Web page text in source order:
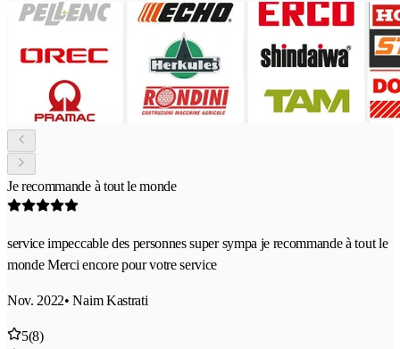
Je recommande à tout le monde
service impeccable des personnes super sympa je recommande à tout le
monde Merci encore pour votre service
Nov. 2022• Naim Kastrati
5(8)